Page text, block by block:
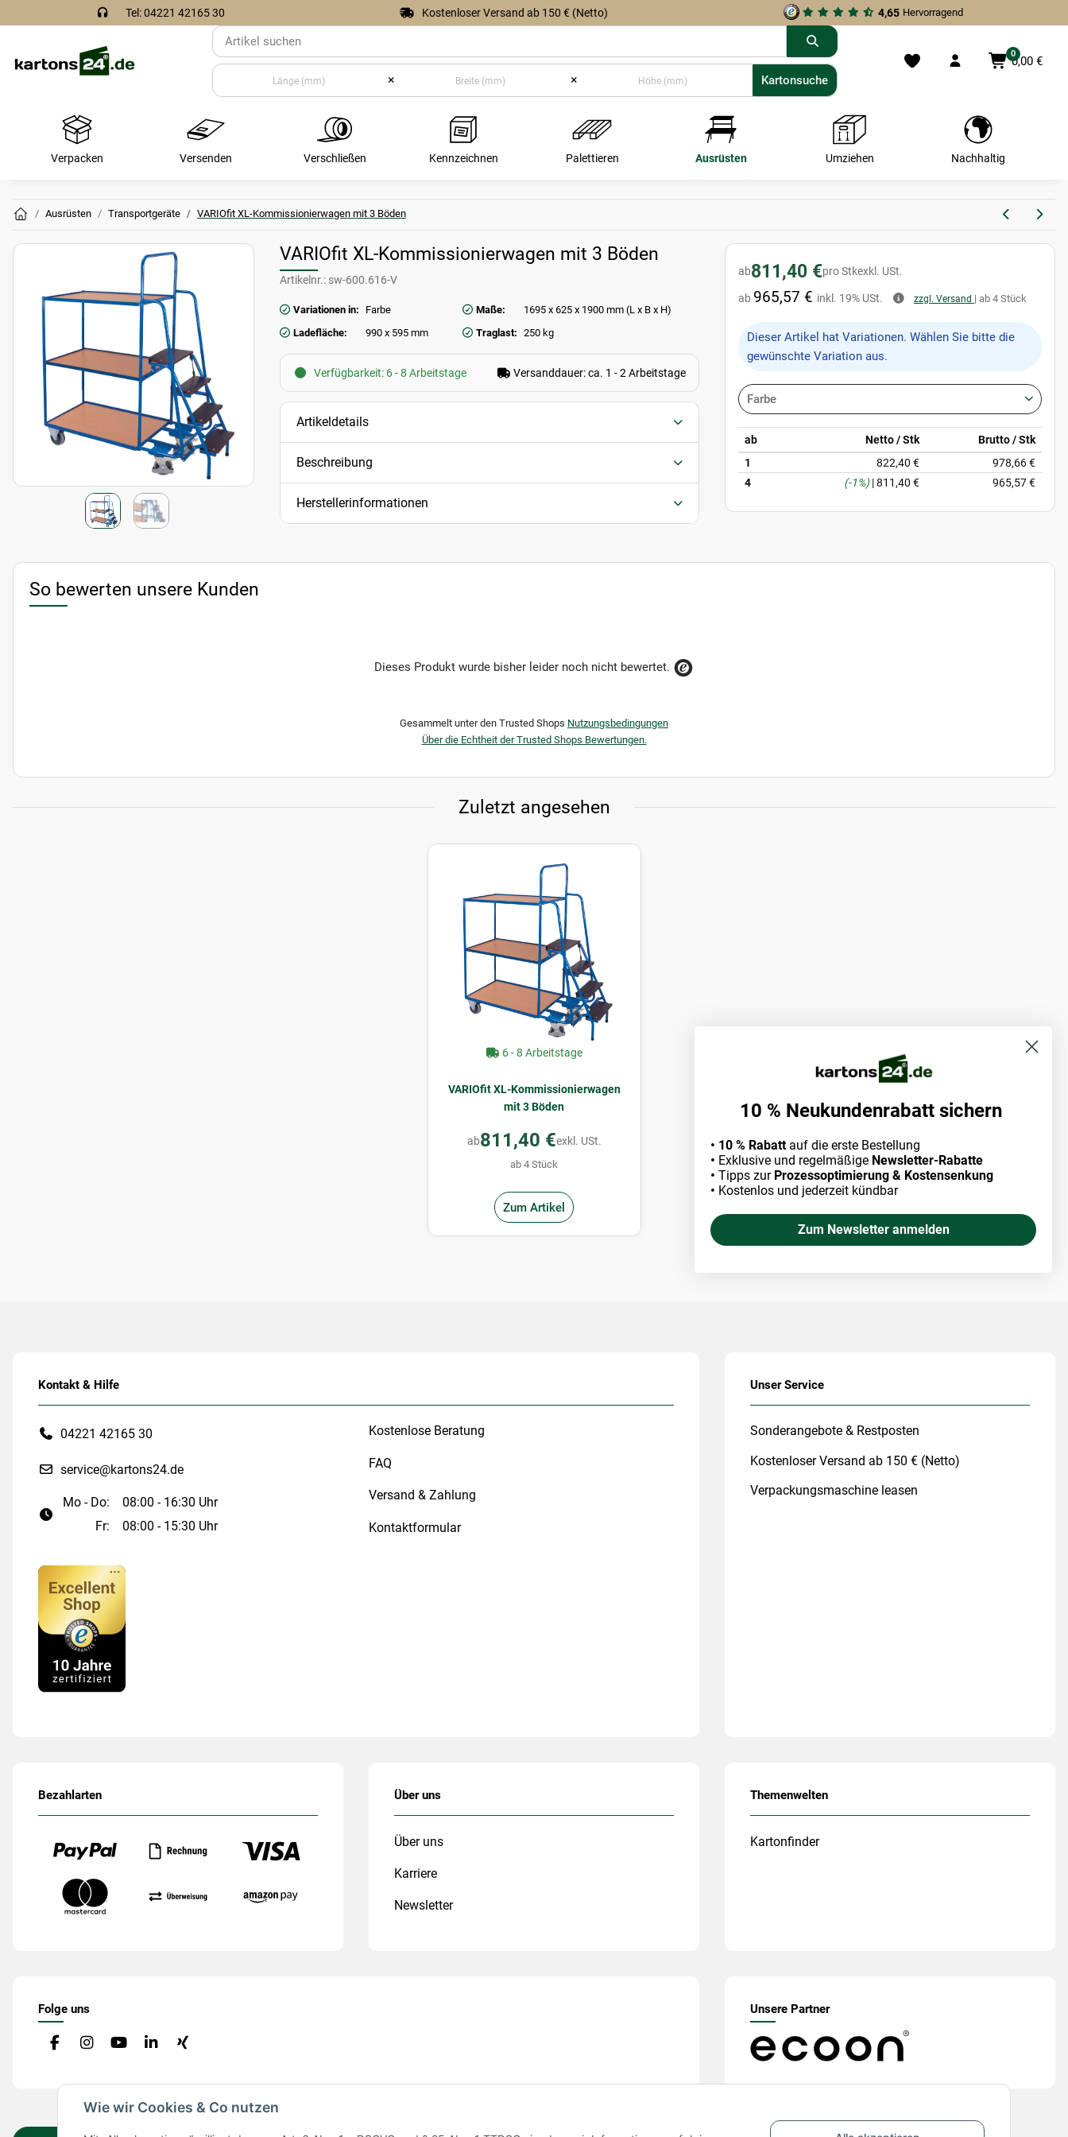
Wie wir Cookies & Co nutzen
Tel: 04221 42165 30 Kostenloser Versand ab 150 € (Netto) 4,65 Hervorragend
0
0,00 €
× × Kartonsuche
Kartonsuche
Verpacken Versenden Verschließen Kennzeichnen Palettieren Ausrüsten Umziehen Nachhaltig
Ausrüsten Transportgeräte VARIOfit XL-Kommissionierwagen mit 3 Böden
VARIOfit XL-Kommissionierwagen mit 3 Böden
Artikelnr.: sw-600.616-V
Variationen in: Farbe Maße:
1695 x 625 x 1900 mm (L x B x H)
Ladefläche:
990 x 595 mm Traglast: 250 kg
Verfügbarkeit: 6 - 8 Arbeitstage Versanddauer: ca. 1 - 2 Arbeitstage
Artikeldetails
Beschreibung
Herstellerinformationen
ab811,40 €pro Stkexkl. USt.
ab 965,57 € inkl. 19% USt. zzgl. Versand | ab 4 Stück
x
Dieser Artikel hat Variationen. Wählen Sie bitte die
gewünschte Variation aus.
Farbe
ab Netto / Stk
Brutto / Stk
1
822,40 €
978,66 €
4
(-1%)|811,40 € 965,57 €
So bewerten unsere Kunden
Dieses Produkt wurde bisher leider noch nicht bewertet.
Gesammelt unter den Trusted Shops Nutzungsbedingungen
Über die Echtheit der Trusted Shops Bewertungen.
Zuletzt angesehen
6 - 8 Arbeitstage
VARIOfit XL-Kommissionierwagen
mit 3 Böden
ab811,40 €exkl. USt.
ab 4 Stück
Zum Artikel
Kontakt & Hilfe
04221 42165 30
service@kartons24.de
Mo - Do:
08:00 - 16:30 Uhr
Fr:
08:00 - 15:30 Uhr
Kostenlose Beratung
FAQ
Versand & Zahlung
Kontaktformular
Unser Service
Sonderangebote & Restposten
Kostenloser Versand ab 150 € (Netto)
Verpackungsmaschine leasen
Bezahlarten Über uns
Über uns
Karriere
Newsletter
Themenwelten
Kartonfinder
Folge uns Unsere Partner
10 % Neukundenrabatt sichern
• 10 % Rabatt auf die erste Bestellung
• Exklusive und regelmäßige Newsletter-Rabatte
• Tipps zur Prozessoptimierung & Kostensenkung
• Kostenlos und jederzeit kündbar
Zum Newsletter anmelden